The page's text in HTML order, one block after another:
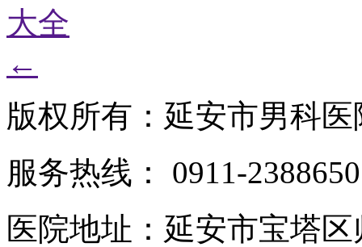
大全
←
版权所有：延安市男科医
服务热线： 0911-2388650
医院地址：延安市宝塔